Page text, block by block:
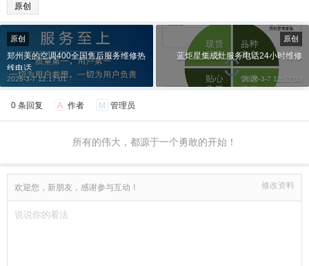
原创
原创
郑州美的空调400全国售后服务维修热
线电话
2026-3-7 12:17:01
原创
蓝炬星集成灶服务电话24小时维修
2026-3-7 12:17:03
0 条回复 A 作者 M 管理员
所有的伟大，都源于一个勇敢的开始！
欢迎您，新朋友，感谢参与互动！ 修改资料